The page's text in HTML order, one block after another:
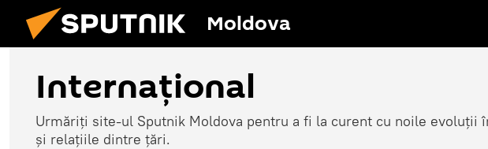
Moldova
Internațional
Urmăriți site-ul Sputnik Moldova pentru a fi la curent cu noile evoluții
și relațiile dintre țări.